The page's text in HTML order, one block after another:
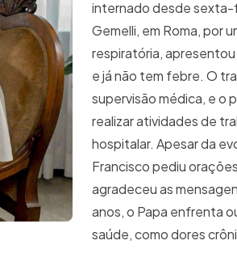
internado desde sexta-
Gemelli, em Roma, por
respiratória,
e já não tem febre. O
supervisão médica, e o
realizar atividades de
hospitalar. Apesar da
Francisco pediu
agradeceu as
anos, o Papa enfrenta
saúde, como dores